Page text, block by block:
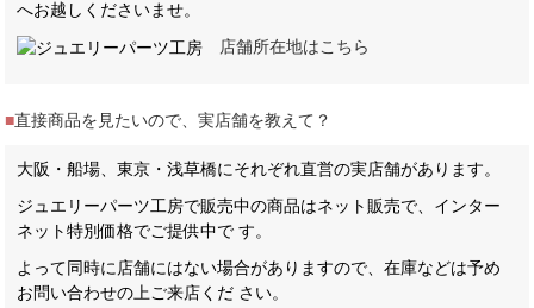
へお越しくださいませ。
店舗所在地はこちら
■直接商品を見たいので、実店舗を教えて？
大阪・船場、東京・浅草橋にそれぞれ直営の実店舗があります。
ジュエリーパーツ工房で販売中の商品はネット販売で、インター
ネット特別価格でご提供中で す。
よって同時に店舗にはない場合がありますので、在庫などは予め
お問い合わせの上ご来店くだ さい。